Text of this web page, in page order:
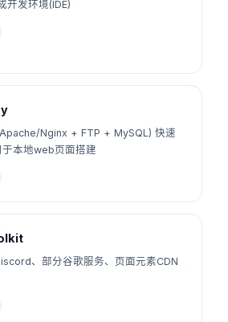
开发环境(IDE)
Nginx + FTP + MySQL) 快速
本地web页面搭建
、部分谷歌服务、页面元素CDN